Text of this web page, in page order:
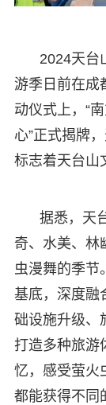
2024天台
游季日前在成
动仪式上，“
心”正式揭牌
标志着天台山
据悉，天
奇、水美、林
虫漫舞的季节
基底，深度融
础设施升级、
打造多种旅游
忆，感受萤火
都能获得不同